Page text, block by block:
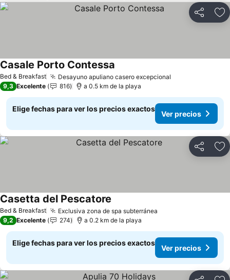
Compartir
Bed & Breakfast Desayuno apuliano casero excepcional
Casale Porto Contessa
9,3 Excelente 816 a 0.5 km de la playa
Elige fechas para ver los precios exactos
Ver precios
Compartir
Bed & Breakfast Exclusiva zona de spa subterránea
Casetta del Pescatore
9,2 Excelente 274 a 0.2 km de la playa
Elige fechas para ver los precios exactos
Ver precios